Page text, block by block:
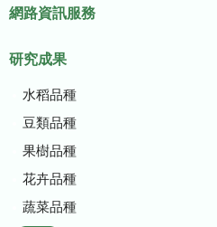
網路資訊服務
研究成果
水稻品種
豆類品種
果樹品種
花卉品種
蔬菜品種